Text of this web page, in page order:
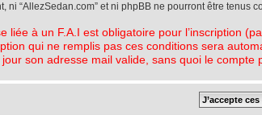
ni “AllezSedan.com” et ni phpBB ne pourront être
liée à un F.A.I est obligatoire pour l’inscription
qui ne remplis pas ces conditions sera
son adresse mail valide, sans quoi le compte